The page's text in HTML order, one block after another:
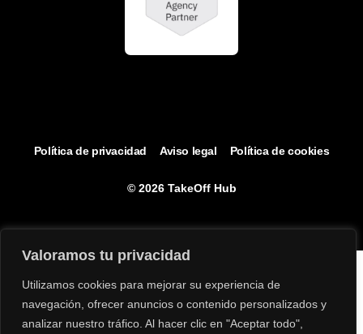
Valoramos tu privacidad
Utilizamos cookies para mejorar su experiencia de
navegación, ofrecer anuncios o contenido personalizados y
analizar nuestro tráfico. Al hacer clic en "Aceptar todo",
Política de privacidad Aviso legal Política de cookies
© 2026 TakeOff Hub